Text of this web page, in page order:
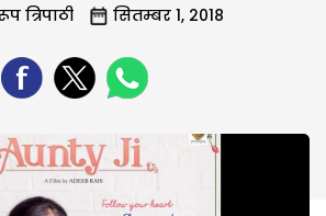
त्रिपाठी सितम्बर 1, 2018